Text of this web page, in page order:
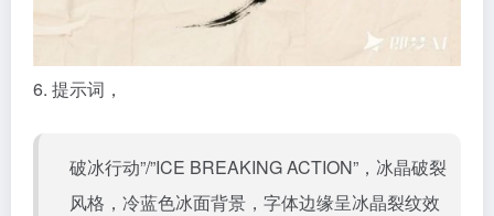
6. 提示词，
破冰行动”/”ICE BREAKING ACTION”，冰晶破裂
风格，冷蓝色冰面背景，字体边缘呈冰晶裂纹效